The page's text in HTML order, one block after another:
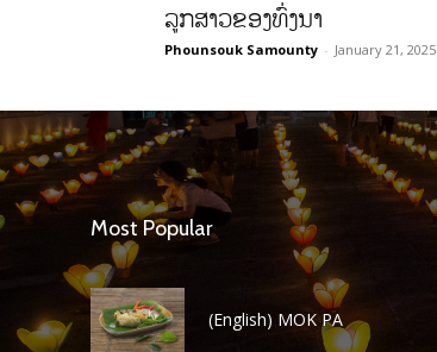
ລູກສາວຂອງທົ່ງນາ
Phounsouk Samounty - January 21, 2025
Most Popular
(English) MOK PA